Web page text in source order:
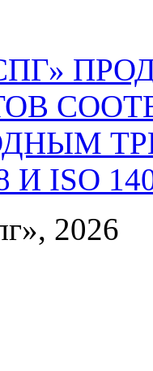
И ISO
2026